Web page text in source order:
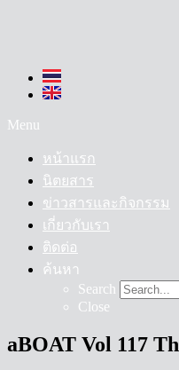
Menu
หน้าแรก
นิตยสาร
ข่าวสารและกิจกรรม
เกี่ยวกับเรา
ติดต่อ
ค้นหา
Search
Close
aBOAT Vol 117 Th